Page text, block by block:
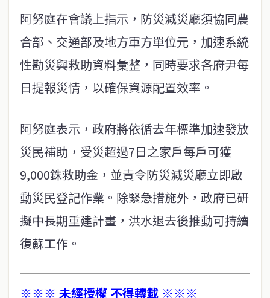
阿努庭在會議上指示，防災減災廳須協同農
合部、交通部及地方軍方單位元，加速系統
性勘災與救助資料彙整，同時要求各府尹每
日提報災情，以確保資源配置效率。
阿努庭表示，政府將依循去年標準加速發放
災民補助，受災超過7日之家戶每戶可獲
9,000銖救助金，並責令防災減災廳立即啟
動災民登記作業。除緊急措施外，政府已研
擬中長期重建計畫，洪水退去後推動可持續
復蘇工作。
※※※ 未經授權 不得轉載 ※※※